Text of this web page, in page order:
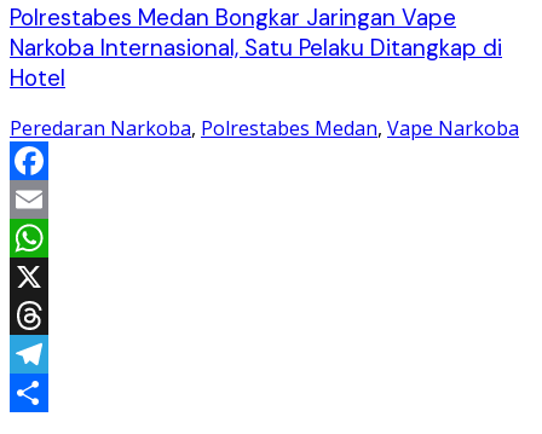
Polrestabes Medan Bongkar Jaringan Vape
Narkoba Internasional, Satu Pelaku Ditangkap di
Hotel
Peredaran Narkoba, Polrestabes Medan, Vape Narkoba
Facebook
Email
WhatsApp
X
Threads
Telegram